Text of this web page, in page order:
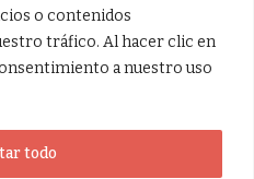
o contenidos
tráfico. Al hacer clic en
a nuestro uso
todo